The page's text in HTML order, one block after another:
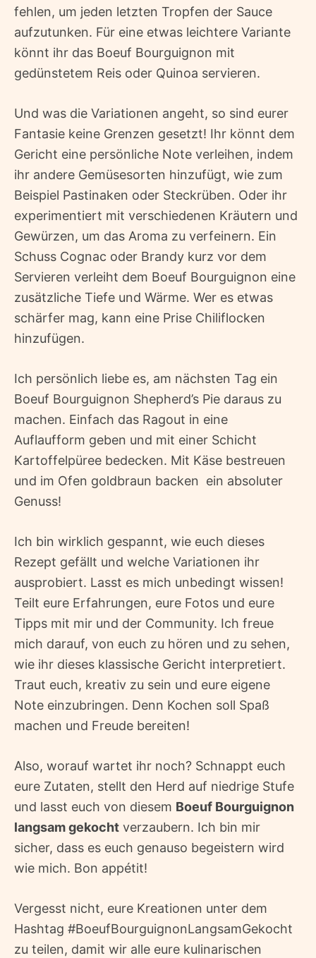
fehlen, um jeden letzten Tropfen der Sauce
aufzutunken. Für eine etwas leichtere Variante
könnt ihr das Boeuf Bourguignon mit
gedünstetem Reis oder Quinoa servieren.
Und was die Variationen angeht, so sind eurer
Fantasie keine Grenzen gesetzt! Ihr könnt dem
Gericht eine persönliche Note verleihen, indem
ihr andere Gemüsesorten hinzufügt, wie zum
Beispiel Pastinaken oder Steckrüben. Oder ihr
experimentiert mit verschiedenen Kräutern und
Gewürzen, um das Aroma zu verfeinern. Ein
Schuss Cognac oder Brandy kurz vor dem
Servieren verleiht dem Boeuf Bourguignon eine
zusätzliche Tiefe und Wärme. Wer es etwas
schärfer mag, kann eine Prise Chiliflocken
hinzufügen.
Ich persönlich liebe es, am nächsten Tag ein
Boeuf Bourguignon Shepherd’s Pie daraus zu
machen. Einfach das Ragout in eine
Auflaufform geben und mit einer Schicht
Kartoffelpüree bedecken. Mit Käse bestreuen
und im Ofen goldbraun backen  ein absoluter
Genuss!
Ich bin wirklich gespannt, wie euch dieses
Rezept gefällt und welche Variationen ihr
ausprobiert. Lasst es mich unbedingt wissen!
Teilt eure Erfahrungen, eure Fotos und eure
Tipps mit mir und der Community. Ich freue
mich darauf, von euch zu hören und zu sehen,
wie ihr dieses klassische Gericht interpretiert.
Traut euch, kreativ zu sein und eure eigene
Note einzubringen. Denn Kochen soll Spaß
machen und Freude bereiten!
Also, worauf wartet ihr noch? Schnappt euch
eure Zutaten, stellt den Herd auf niedrige Stufe
und lasst euch von diesem Boeuf Bourguignon
langsam gekocht verzaubern. Ich bin mir
sicher, dass es euch genauso begeistern wird
wie mich. Bon appétit!
Vergesst nicht, eure Kreationen unter dem
Hashtag #BoeufBourguignonLangsamGekocht
zu teilen, damit wir alle eure kulinarischen